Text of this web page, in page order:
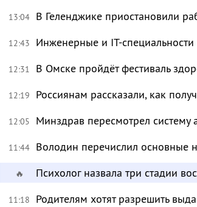
13:04 В Геленджике приостановили
12:43 Инженерные и IT-
12:31 В Омске пройдёт фестиваль
12:19 Россиянам рассказали, как
12:05 Минздрав пересмотрел
11:44 Володин перечислил основные
🔥 Психолог назвала три стадии
11:18 Родителям хотят разрешить